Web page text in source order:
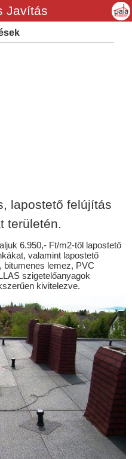
lapostető felújítás
területén.
6.950,- Ft/m2-től lapostető
valamint lapostető
lemez, PVC
szigetelőanyagok
kivitelezve.